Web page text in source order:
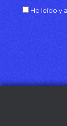
He leído y